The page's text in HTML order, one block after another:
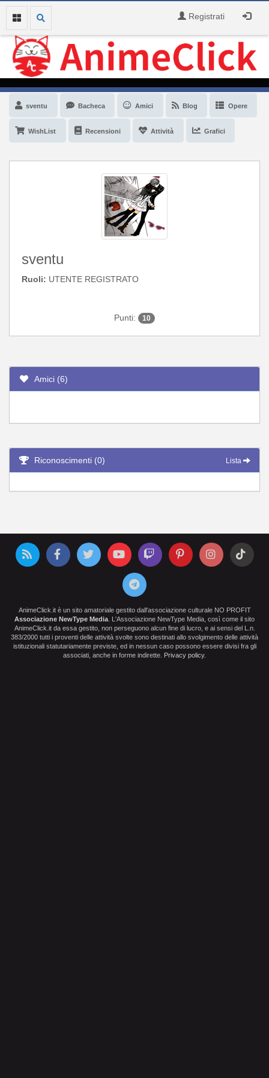
Registrati
sventu Bacheca Amici Blog Opere
WishList Recensioni Attività Grafici
sventu
Ruoli: UTENTE REGISTRATO
Punti: 10
Amici (6)
Riconoscimenti (0) Lista
AnimeClick.it è un sito amatoriale gestito dall'associazione culturale NO PROFIT
Associazione NewType Media . L'Associazione NewType Media, così come il sito
AnimeClick.it da essa gestito, non perseguono alcun fine di lucro, e ai sensi del L.n.
383/2000 tutti i proventi delle attività svolte sono destinati allo svolgimento delle attività
istituzionali statutariamente previste, ed in nessun caso possono essere divisi fra gli
associati, anche in forme indirette. Privacy policy.